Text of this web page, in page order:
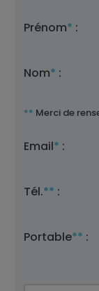
Prénom* :
Nom* :
** Merci de
Email* :
Tél.** :
Portable** :